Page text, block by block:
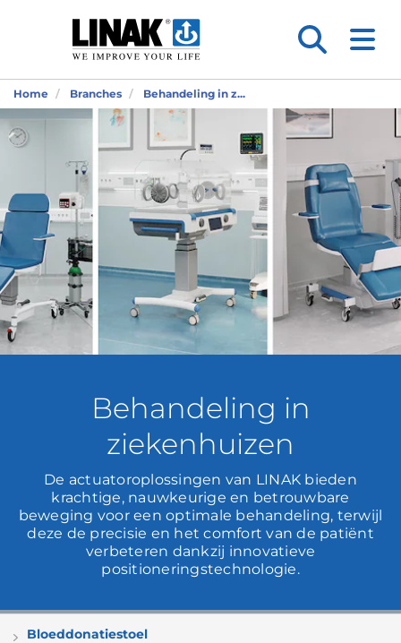
Home Branches Behandeling in z...
Behandeling in
ziekenhuizen
De actuatoroplossingen van LINAK bieden
krachtige, nauwkeurige en betrouwbare
beweging voor een optimale behandeling, terwijl
deze de precisie en het comfort van de patiënt
verbeteren dankzij innovatieve
positioneringstechnologie.
Bloeddonatiestoel